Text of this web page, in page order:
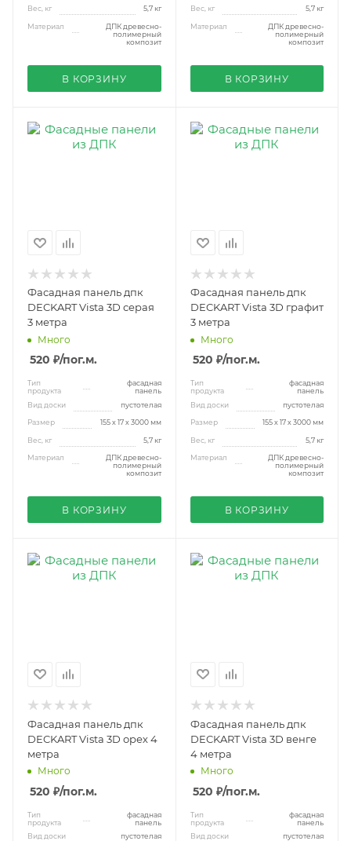
Вес, кг 5,7 кг
Материал
ДПК древесно-
полимерный
композит
В КОРЗИНУ
Вес, кг 5,7 кг
Материал
ДПК древесно-
полимерный
композит
В КОРЗИНУ
Фасадная панель дпк
DECKART Vista 3D серая
3 метра
Много
520 ₽/пог.м.
Тип
продукта
фасадная
панель
Вид доски
пустотелая
Размер 155 х 17 х 3000 мм
Вес, кг 5,7 кг
Материал
ДПК древесно-
полимерный
композит
В КОРЗИНУ
Фасадная панель дпк
DECKART Vista 3D графит
3 метра
Много
520 ₽/пог.м.
Тип
продукта
фасадная
панель
Вид доски
пустотелая
Размер 155 х 17 х 3000 мм
Вес, кг 5,7 кг
Материал
ДПК древесно-
полимерный
композит
В КОРЗИНУ
Фасадная панель дпк
DECKART Vista 3D орех 4
метра
Много
520 ₽/пог.м.
Тип
продукта
фасадная
панель
Вид доски
пустотелая
Фасадная панель дпк
DECKART Vista 3D венге
4 метра
Много
520 ₽/пог.м.
Тип
продукта
фасадная
панель
Вид доски
пустотелая